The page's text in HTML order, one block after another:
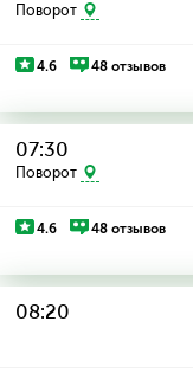
Поворот
4.6 48 отзывов
07:30
Поворот
4.6 48 отзывов
08:20